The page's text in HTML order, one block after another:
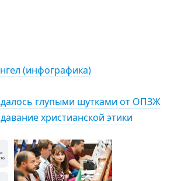
(инфографика)
глупыми шутками от ОПЗЖ
христианской этики